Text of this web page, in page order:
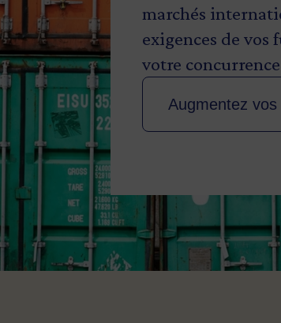
marchés
exigences de
votre
Augmentez